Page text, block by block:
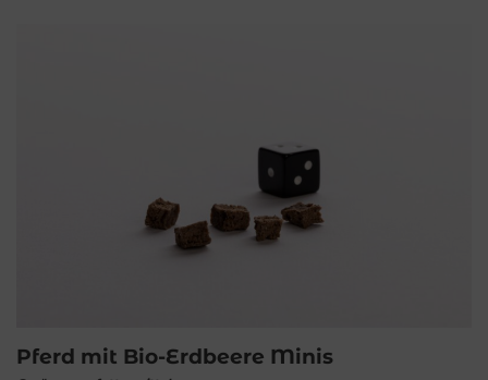
Pferd mit Bio-Erdbeere Minis